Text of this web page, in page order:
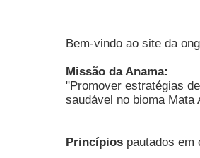
Bem-vindo ao site da
Missão da Anama:
"Promover estratégias
saudável no bioma Mata
Princípios pautados em